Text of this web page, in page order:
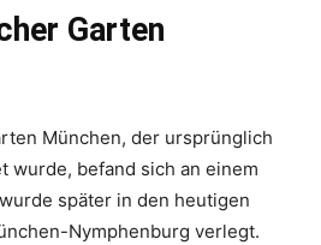
Garten
München, der ursprünglich
wurde, befand sich an einem
später in den heutigen
Nymphenburg verlegt.